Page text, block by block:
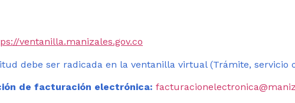
ventanilla.manizales.gov.co
debe ser radicada en la ventanilla virtual (Trámite, servicio o
de facturación electrónica: